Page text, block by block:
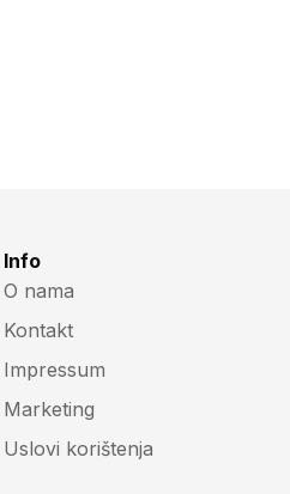
Info
O nama
Kontakt
Impressum
Marketing
Uslovi korištenja